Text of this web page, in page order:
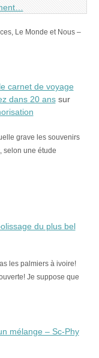
Le Monde et Nous –
carnet de voyage
dans 20 anssur
grave les souvenirs
selon une étude
du plus bel
les palmiers à ivoire!
Je suppose que
mélange – Sc-Phy